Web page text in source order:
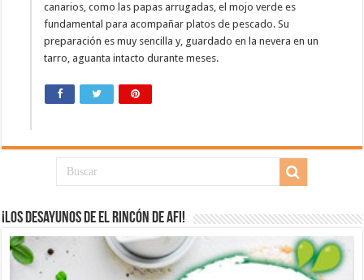
canarios, como las papas arrugadas, el mojo verde es
fundamental para acompañar platos de pescado. Su
preparación es muy sencilla y, guardado en la nevera en un
tarro, aguanta intacto durante meses.
¡Los desayunos de El Rincón de Afi!